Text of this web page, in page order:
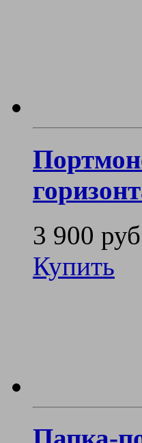
3 900
Купить